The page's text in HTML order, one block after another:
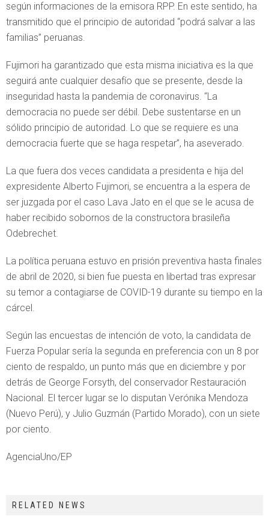
según informaciones de la emisora RPP. En este sentido, ha
transmitido que el principio de autoridad “podrá salvar a las
familias” peruanas.
Fujimori ha garantizado que esta misma iniciativa es la que
seguirá ante cualquier desafío que se presente, desde la
inseguridad hasta la pandemia de coronavirus. “La
democracia no puede ser débil. Debe sustentarse en un
sólido principio de autoridad. Lo que se requiere es una
democracia fuerte que se haga respetar”, ha aseverado.
La que fuera dos veces candidata a presidenta e hija del
expresidente Alberto Fujimori, se encuentra a la espera de
ser juzgada por el caso Lava Jato en el que se le acusa de
haber recibido sobornos de la constructora brasileña
Odebrechet.
La política peruana estuvo en prisión preventiva hasta finales
de abril de 2020, si bien fue puesta en libertad tras expresar
su temor a contagiarse de COVID-19 durante su tiempo en la
cárcel.
Según las encuestas de intención de voto, la candidata de
Fuerza Popular sería la segunda en preferencia con un 8 por
ciento de respaldo, un punto más que en diciembre y por
detrás de George Forsyth, del conservador Restauración
Nacional. El tercer lugar se lo disputan Verónika Mendoza
(Nuevo Perú), y Julio Guzmán (Partido Morado), con un siete
por ciento.
AgenciaUno/EP
RELATED NEWS